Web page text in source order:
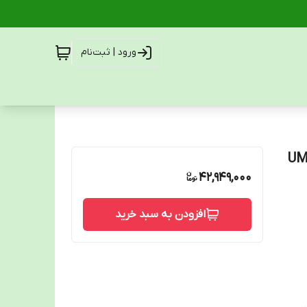
ورود | ثبت‌نام
42,949,000
افزودن به سبد خرید